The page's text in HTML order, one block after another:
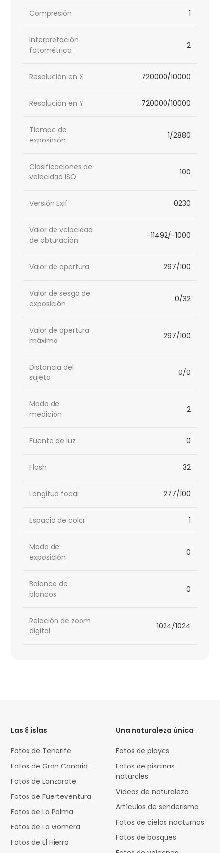
Compresión 1
Interpretación
fotométrica
2
Resolución en X 720000/10000
Resolución en Y 720000/10000
Tiempo de
exposición
1/2880
Clasificaciones de
velocidad ISO
100
Versión Exif 0230
Valor de velocidad
de obturación
-11492/-1000
Valor de apertura 297/100
Valor de sesgo de
exposición
0/32
Valor de apertura
máxima
297/100
Distancia del
sujeto
0/0
Modo de
medición
2
Fuente de luz 0
Flash 32
Longitud focal 277/100
Espacio de color 1
Modo de
exposición
0
Balance de
blancos
0
Relación de zoom
digital
1024/1024
Las 8 islas
Fotos de Tenerife
Fotos de Gran Canaria
Fotos de Lanzarote
Fotos de Fuerteventura
Fotos de La Palma
Fotos de La Gomera
Fotos de El Hierro
Una naturaleza única
Fotos de playas
Fotos de piscinas
naturales
Vídeos de naturaleza
Artículos de senderismo
Fotos de cielos nocturnos
Fotos de bosques